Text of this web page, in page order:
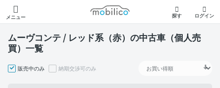
メニュー
モビリコ
探す ログイン
ムーヴコンテ / レッド系（赤）の中古車（個人売
買）一覧
販売中のみ 納期交渉可のみ